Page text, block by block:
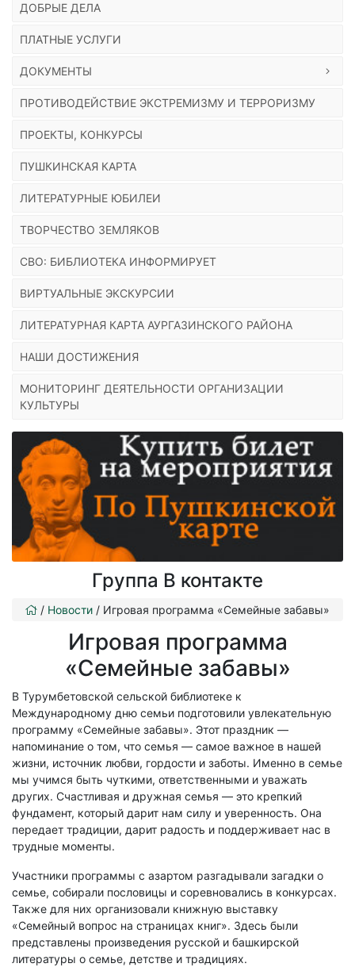
ДОБРЫЕ ДЕЛА
ПЛАТНЫЕ УСЛУГИ
ДОКУМЕНТЫ
ПРОТИВОДЕЙСТВИЕ ЭКСТРЕМИЗМУ И ТЕРРОРИЗМУ
ПРОЕКТЫ, КОНКУРСЫ
ПУШКИНСКАЯ КАРТА
ЛИТЕРАТУРНЫЕ ЮБИЛЕИ
ТВОРЧЕСТВО ЗЕМЛЯКОВ
СВО: БИБЛИОТЕКА ИНФОРМИРУЕТ
ВИРТУАЛЬНЫЕ ЭКСКУРСИИ
ЛИТЕРАТУРНАЯ КАРТА АУРГАЗИНСКОГО РАЙОНА
НАШИ ДОСТИЖЕНИЯ
МОНИТОРИНГ ДЕЯТЕЛЬНОСТИ ОРГАНИЗАЦИИ
КУЛЬТУРЫ
Группа В контакте
/ Новости / Игровая программа «Семейные забавы»
Игровая программа
«Семейные забавы»
В Турумбетовской сельской библиотеке к
Международному дню семьи подготовили увлекательную
программу «Семейные забавы». Этот праздник —
напоминание о том, что семья — самое важное в нашей
жизни, источник любви, гордости и заботы. Именно в семье
мы учимся быть чуткими, ответственными и уважать
других. Счастливая и дружная семья — это крепкий
фундамент, который дарит нам силу и уверенность. Она
передает традиции, дарит радость и поддерживает нас в
трудные моменты.
Участники программы с азартом разгадывали загадки о
семье, собирали пословицы и соревновались в конкурсах.
Также для них организовали книжную выставку
«Семейный вопрос на страницах книг». Здесь были
представлены произведения русской и башкирской
литературы о семье, детстве и традициях.